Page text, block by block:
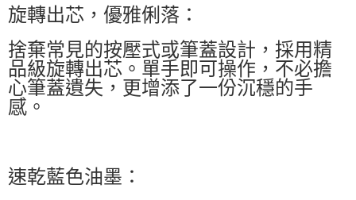
旋轉出芯，優雅俐落：
捨棄常見的按壓式或筆蓋設計，採用精
品級旋轉出芯。單手即可操作，不必擔
心筆蓋遺失，更增添了一份沉穩的手
感。
速乾藍色油墨：